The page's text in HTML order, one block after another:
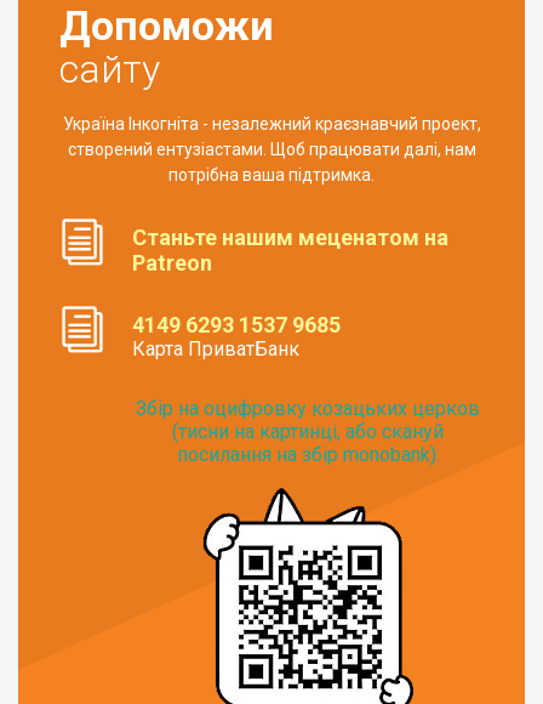
Допоможи
сайту
Україна Інкогніта - незалежний краєзнавчий проект,
створений ентузіастами. Щоб працювати далі, нам
потрібна ваша підтримка.
Станьте нашим меценатом на
Patreon
4149 6293 1537 9685
Карта ПриватБанк
Збір на оцифровку козацьких церков
(тисни на картинці, або скануй
посилання на збір monobank):